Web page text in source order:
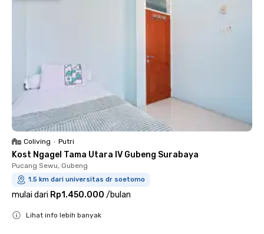
Coliving • Putri
Kost Ngagel Tama Utara IV Gubeng Surabaya
Pucang Sewu, Gubeng
1.5 km dari universitas dr soetomo
mulai dari Rp1.450.000 /bulan
Lihat info lebih banyak